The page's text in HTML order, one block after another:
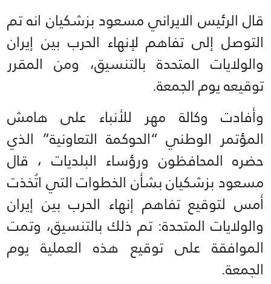
قال الرئيس الايراني مسعود بزشكيان انه تم
التوصل إلى تفاهم لإنهاء الحرب بين إيران
والولايات المتحدة بالتنسيق، ومن المقرر
توقيعه يوم الجمعة.
وأفادت وكالة مهر للأنباء على هامش
المؤتمر الوطني “الحوكمة التعاونية” الذي
حضره المحافظون ورؤساء البلديات ، قال
مسعود بزشكيان بشأن الخطوات التي اتُخذت
أمس لتوقيع تفاهم إنهاء الحرب بين إيران
والولايات المتحدة: تم ذلك بالتنسيق، وتمت
الموافقة على توقيع هذه العملية يوم
الجمعة.